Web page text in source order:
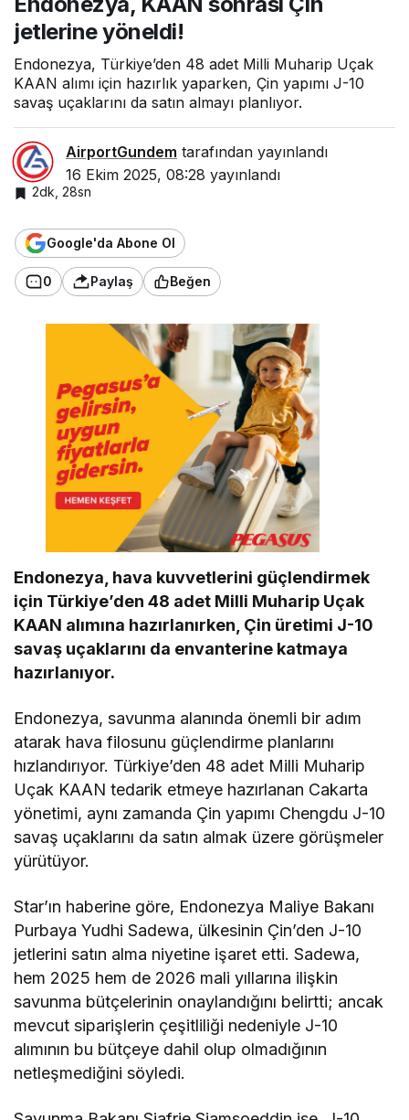
ası
Çin
jetler
yöne
jetlerine yöneldi!
Endonezya, Türkiye’den 48 adet Milli Muharip Uçak
KAAN alımı için hazırlık yaparken, Çin yapımı J-10
savaş uçaklarını da satın almayı planlıyor.
AirportGundem tarafından yayınlandı
16 Ekim 2025, 08:28 yayınlandı
2dk, 28sn
Google'da Abone Ol
0 Paylaş Beğen
Endonezya, hava kuvvetlerini güçlendirmek
için Türkiye’den 48 adet Milli Muharip Uçak
KAAN alımına hazırlanırken, Çin üretimi J-10
savaş uçaklarını da envanterine katmaya
hazırlanıyor.
Endonezya, savunma alanında önemli bir adım
atarak hava filosunu güçlendirme planlarını
hızlandırıyor. Türkiye’den 48 adet Milli Muharip
Uçak KAAN tedarik etmeye hazırlanan Cakarta
yönetimi, aynı zamanda Çin yapımı Chengdu J-10
savaş uçaklarını da satın almak üzere görüşmeler
yürütüyor.
Star’ın haberine göre, Endonezya Maliye Bakanı
Purbaya Yudhi Sadewa, ülkesinin Çin’den J-10
jetlerini satın alma niyetine işaret etti. Sadewa,
hem 2025 hem de 2026 mali yıllarına ilişkin
savunma bütçelerinin onaylandığını belirtti; ancak
mevcut siparişlerin çeşitliliği nedeniyle J-10
alımının bu bütçeye dahil olup olmadığının
netleşmediğini söyledi.